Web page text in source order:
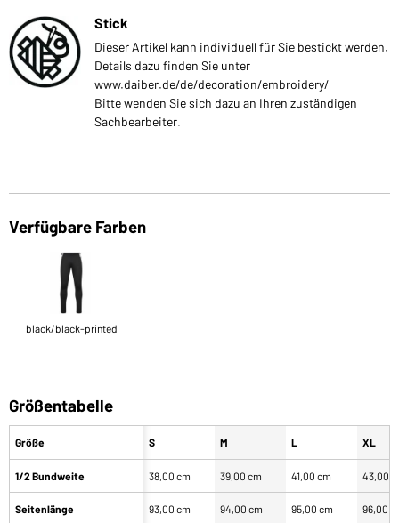
Stick
Dieser Artikel kann individuell für Sie bestickt werden.
Details dazu finden Sie unter
www.daiber.de/de/decoration/embroidery/
Bitte wenden Sie sich dazu an Ihren zuständigen
Sachbearbeiter.
Verfügbare Farben
black/black-printed
Größentabelle
Größe
1/2 Bundweite
Seitenlänge
S M L XL
38,00 cm 39,00 cm 41,00 cm 43,00
93,00 cm 94,00 cm 95,00 cm 96,00